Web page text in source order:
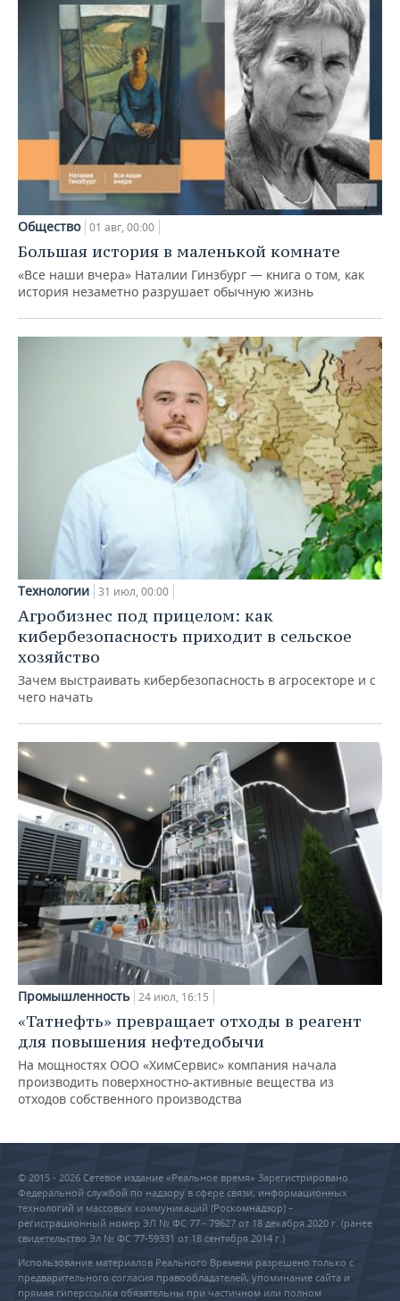
Общество 01 авг, 00:00
Большая история в маленькой комнате
«Все наши вчера» Наталии Гинзбург — книга о том, как
история незаметно разрушает обычную жизнь
Технологии 31 июл, 00:00
Агробизнес под прицелом: как
кибербезопасность приходит в сельское
хозяйство
Зачем выстраивать кибербезопасность в агросекторе и с
чего начать
Промышленность 24 июл, 16:15
«Татнефть» превращает отходы в реагент
для повышения нефтедобычи
На мощностях ООО «ХимСервис» компания начала
производить поверхностно-активные вещества из
отходов собственного производства
© 2015 - 2026 Сетевое издание «Реальное время» Зарегистрировано
Федеральной службой по надзору в сфере связи, информационных
технологий и массовых коммуникаций (Роскомнадзор) –
регистрационный номер ЭЛ № ФС 77 - 79627 от 18 декабря 2020 г. (ранее
свидетельство Эл № ФС 77-59331 от 18 сентября 2014 г.)
Использование материалов Реального Времени разрешено только с
предварительного согласия правообладателей, упоминание сайта и
прямая гиперссылка обязательны при частичном или полном